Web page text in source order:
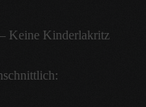
Keine Kinderlakritz